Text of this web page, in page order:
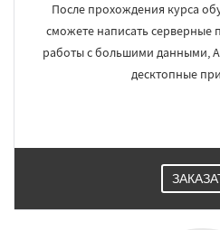
После прохождения курса
сможете написать серверные
работы с большими данными,
десктопные